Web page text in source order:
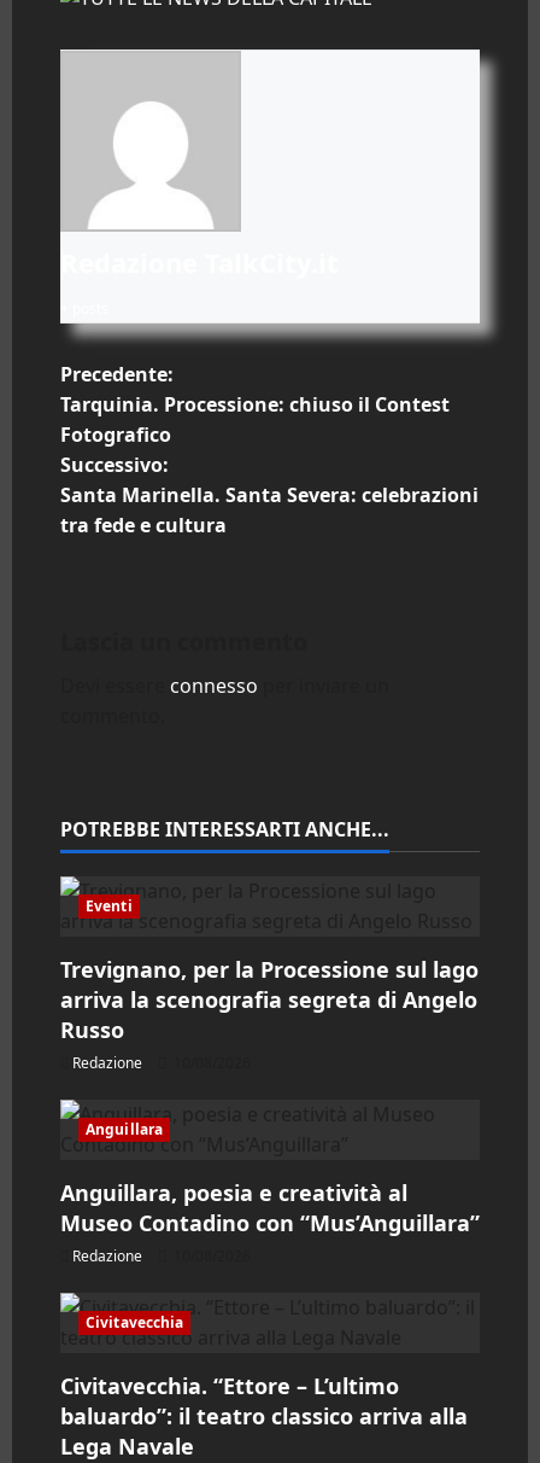
N
a
v
i
n
e
r
t
i
o
l
o
Precedente:
Tarquinia. Processione: chiuso il Contest
Fotografico
Successivo:
Santa Marinella. Santa Severa: celebrazioni
tra fede e cultura
connesso
POTREBBE INTERESSARTI ANCHE...
Eventi
Trevignano, per la Processione sul lago
arriva la scenografia segreta di Angelo
Russo
Redazione
Anguillara
Anguillara, poesia e creatività al
Museo Contadino con “Mus’Anguillara”
Redazione
Civitavecchia
Civitavecchia. “Ettore – L’ultimo
baluardo”: il teatro classico arriva alla
Lega Navale